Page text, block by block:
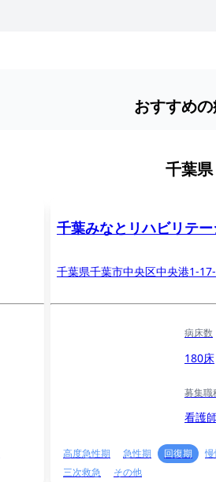
おすすめ
千葉県
千葉みなとリハビリテ
千葉県千葉市中央区中央港1-
病床数
180床
募集職
看護師
高度急性期 急性期 回復期
三次救急
その他